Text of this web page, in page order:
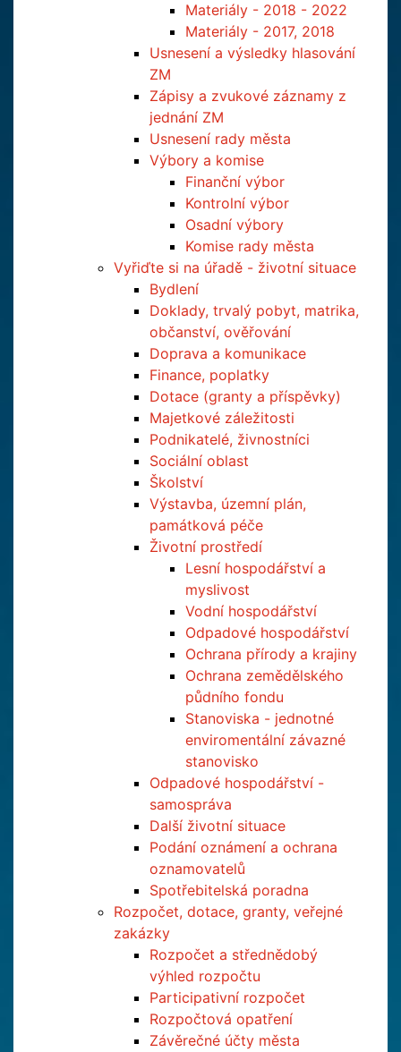
Materiály - 2018 - 2022
Materiály - 2017, 2018
Usnesení a výsledky hlasování
ZM
Zápisy a zvukové záznamy z
jednání ZM
Usnesení rady města
Výbory a komise
Finanční výbor
Kontrolní výbor
Osadní výbory
Komise rady města
Vyřiďte si na úřadě - životní situace
Bydlení
Doklady, trvalý pobyt, matrika,
občanství, ověřování
Doprava a komunikace
Finance, poplatky
Dotace (granty a příspěvky)
Majetkové záležitosti
Podnikatelé, živnostníci
Sociální oblast
Školství
Výstavba, územní plán,
památková péče
Životní prostředí
Lesní hospodářství a
myslivost
Vodní hospodářství
Odpadové hospodářství
Ochrana přírody a krajiny
Ochrana zemědělského
půdního fondu
Stanoviska - jednotné
enviromentální závazné
stanovisko
Odpadové hospodářství -
samospráva
Další životní situace
Podání oznámení a ochrana
oznamovatelů
Spotřebitelská poradna
Rozpočet, dotace, granty, veřejné
zakázky
Rozpočet a střednědobý
výhled rozpočtu
Participativní rozpočet
Rozpočtová opatření
Závěrečné účty města